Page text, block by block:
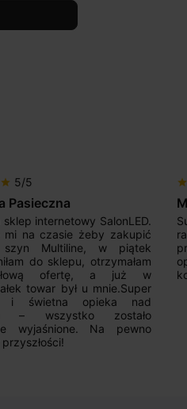
star 5/5
Pasieczna
sklep internetowy SalonLED.
mi na czasie żeby zakupić
szyn Multiline, w piątek
do sklepu, otrzymałam
ofertę, a już w
towar był u mnie.Super
i świetna opieka nad
– wszystko zostało
wyjaśnione. Na pewno
star